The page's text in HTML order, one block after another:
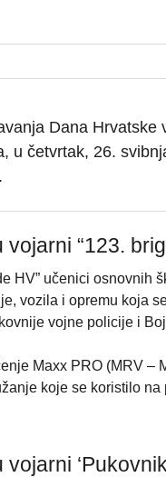
Dana
u četvrtak, 26.
“123.
HV” učenici
vozila i opremu koja
vojne policije i
Maxx PRO (MRV –
koje se koristilo